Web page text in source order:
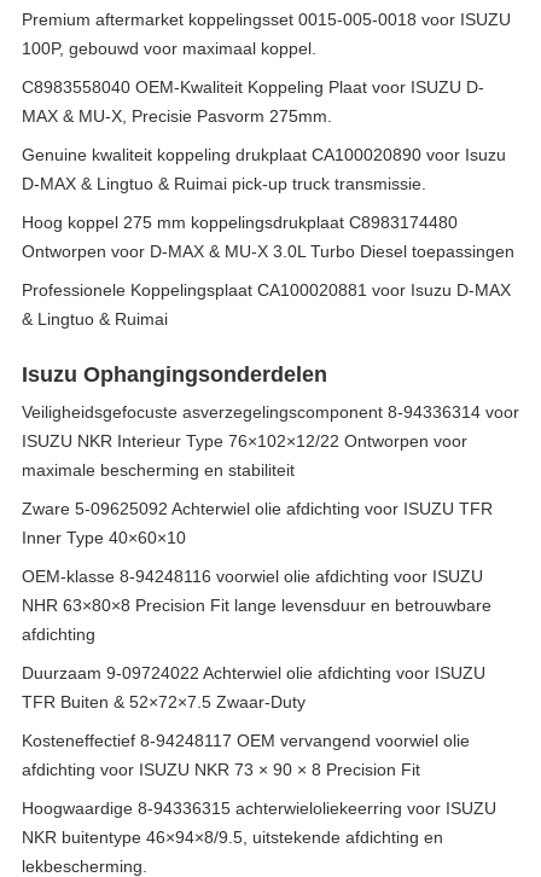
Premium aftermarket koppelingsset 0015-005-0018 voor ISUZU
100P, gebouwd voor maximaal koppel.
C8983558040 OEM-Kwaliteit Koppeling Plaat voor ISUZU D-
MAX & MU-X, Precisie Pasvorm 275mm.
Genuine kwaliteit koppeling drukplaat CA100020890 voor Isuzu
D-MAX & Lingtuo & Ruimai pick-up truck transmissie.
Hoog koppel 275 mm koppelingsdrukplaat C8983174480
Ontworpen voor D-MAX & MU-X 3.0L Turbo Diesel toepassingen
Professionele Koppelingsplaat CA100020881 voor Isuzu D-MAX
& Lingtuo & Ruimai
Isuzu Ophangingsonderdelen
Veiligheidsgefocuste asverzegelingscomponent 8-94336314 voor
ISUZU NKR Interieur Type 76×102×12/22 Ontworpen voor
maximale bescherming en stabiliteit
Zware 5-09625092 Achterwiel olie afdichting voor ISUZU TFR
Inner Type 40×60×10
OEM-klasse 8-94248116 voorwiel olie afdichting voor ISUZU
NHR 63×80×8 Precision Fit lange levensduur en betrouwbare
afdichting
Duurzaam 9-09724022 Achterwiel olie afdichting voor ISUZU
TFR Buiten & 52×72×7.5 Zwaar-Duty
Kosteneffectief 8-94248117 OEM vervangend voorwiel olie
afdichting voor ISUZU NKR 73 × 90 × 8 Precision Fit
Hoogwaardige 8-94336315 achterwieloliekeerring voor ISUZU
NKR buitentype 46×94×8/9.5, uitstekende afdichting en
lekbescherming.